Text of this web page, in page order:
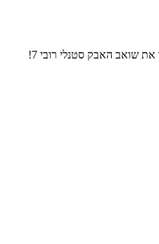
שואב האבק סטנלי רובי 7!